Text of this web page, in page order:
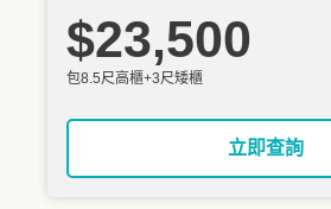
$23,500
包8.5尺高櫃+3尺矮櫃
立即查詢